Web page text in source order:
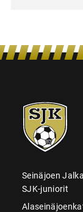
SJK-
juniorit
Seinäjoen
SJK-juniorit